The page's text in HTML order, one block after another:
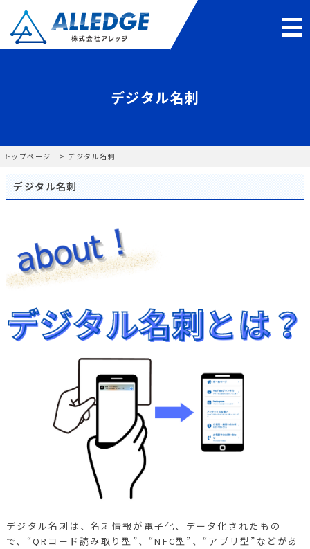
デジタル名刺
トップページ デジタル名刺
デジタル名刺
デジタル名刺は、名刺情報が電子化、データ化されたもの
で、“QRコード読み取り型”、“NFC型”、“アプリ型”などがあ